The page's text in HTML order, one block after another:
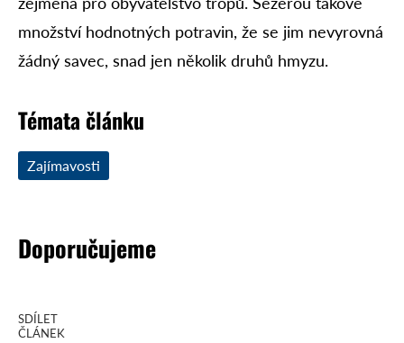
SDÍLET
ČLÁNEK
množství hodnotných potravin, že se jim nevyrovná
žádný savec, snad jen několik druhů hmyzu.
Témata článku
Zajímavosti
Doporučujeme